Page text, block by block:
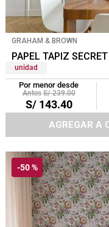
MTS SAGE
GRAHAM & BROWN
PAPEL TAPIZ
unidad
Por menor desde
S/ 239.00
S/ 143.40
AGREGAR A
-50 %